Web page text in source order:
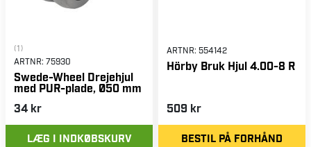
(1)
ARTNR: 75930
Swede-Wheel Drejehjul
med PUR-plade, Ø50 mm
34 kr
LÆG I INDKØBSKURV
ARTNR: 554142
Hörby Bruk Hjul 4.00-8 R
509 kr
BESTIL PÅ FORHÅND